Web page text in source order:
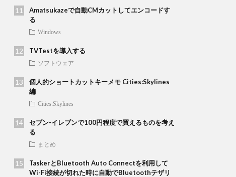
Amatsukazeで自動CMカットしてエンコードす
る
Windows
TVTestを導入する
ソフトウェア
個人的ショートカットキーメモ Cities:Skylines
編
Cities:Skylines
セブン-イレブンで100円程度で買えるものを考え
る
まとめ
TaskerとBluetooth Auto Connectを利用して
Wi-Fi接続が切れた時に自動でBluetoothテザリ